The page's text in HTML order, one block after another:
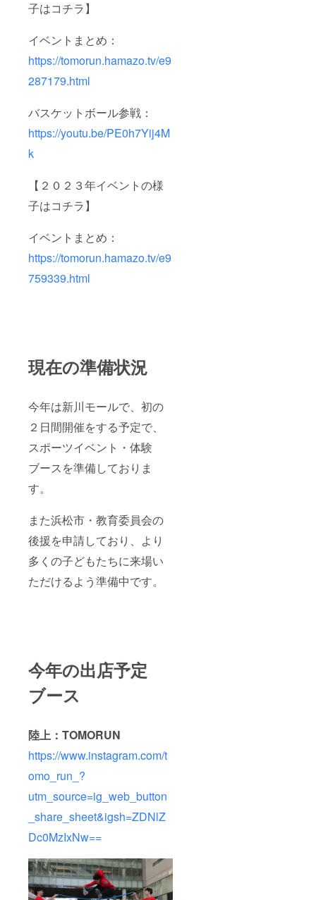
子はコチラ】
イベントまとめ：
https://tomorun.hamazo.tv/e9
287179.html
バスケットボール参戦：
https://youtu.be/PE0h7Yij4M
k
【２０２３年イベントの様
子はコチラ】
イベントまとめ：
https://tomorun.hamazo.tv/e9
759339.html
現在の準備状況
今年は新川モールで、初の
２日間開催をする予定で、
スポーツイベント・体験
ブースを準備しておりま
す。
また浜松市・教育委員会の
後援を申請しており、より
多くの子どもたちに来場い
ただけるよう準備中です。
今年の出店予定
ブース
陸上：TOMORUN
https://www.instagram.com/t
omo_run_?
utm_source=ig_web_button
_share_sheet&igsh=ZDNlZ
Dc0MzIxNw==